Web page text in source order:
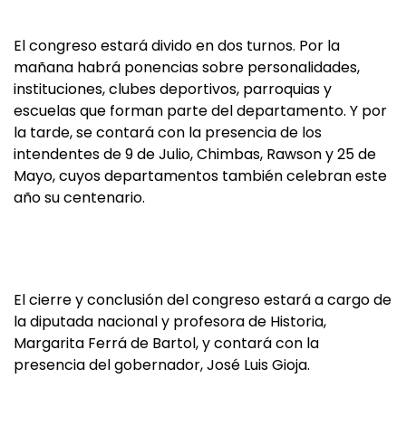
El congreso estará divido en dos turnos. Por la
mañana habrá ponencias sobre personalidades,
instituciones, clubes deportivos, parroquias y
escuelas que forman parte del departamento. Y por
la tarde, se contará con la presencia de los
intendentes de 9 de Julio, Chimbas, Rawson y 25 de
Mayo, cuyos departamentos también celebran este
año su centenario.
El cierre y conclusión del congreso estará a cargo de
la diputada nacional y profesora de Historia,
Margarita Ferrá de Bartol, y contará con la
presencia del gobernador, José Luis Gioja.